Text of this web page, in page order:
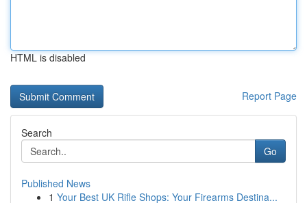
HTML is disabled
Report Page
Search
Go
Published News
1 Your Best UK Rifle Shops: Your Firearms Destina...